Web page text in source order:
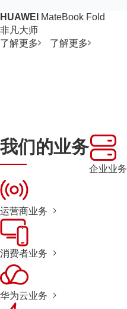
HUAWEI
MateBook Fold
非凡大师
了解更多
了解更多
我们的业务
企业业务
运营商业务
消费者业务
华为云业务